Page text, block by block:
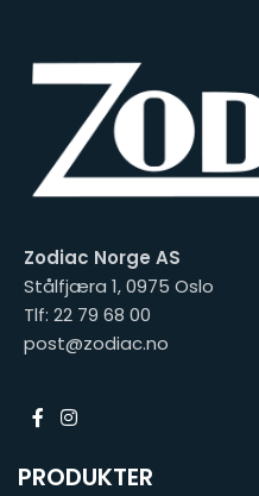
Zodiac Norge AS
Stålfjæra 1, 0975 Oslo
Tlf: 22 79 68 00
post@zodiac.no
PRODUKTER